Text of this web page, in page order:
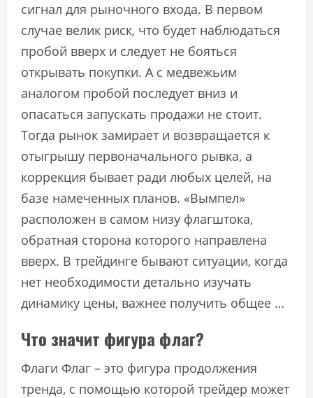
сигнал для рыночного входа. В первом
случае велик риск, что будет наблюдаться
пробой вверх и следует не бояться
открывать покупки. А с медвежьим
аналогом пробой последует вниз и
опасаться запускать продажи не стоит.
Тогда рынок замирает и возвращается к
отыгрышу первоначального рывка, а
коррекция бывает ради любых целей, на
базе намеченных планов. «Вымпел»
расположен в самом низу флагштока,
обратная сторона которого направлена
вверх. В трейдинге бывают ситуации, когда
нет необходимости детально изучать
динамику цены, важнее получить общее …
Что значит фигура флаг?
Флаги Флаг – это фигура продолжения
тренда, с помощью которой трейдер может